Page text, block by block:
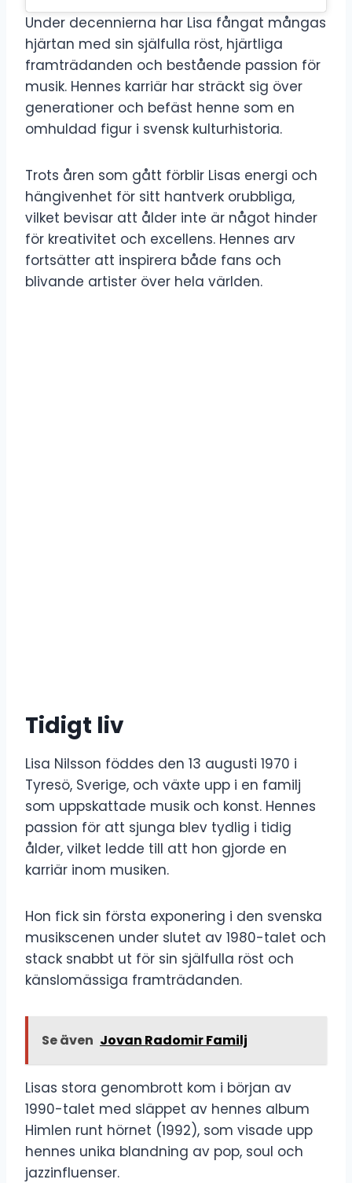
Under decennierna har Lisa fångat mångas
hjärtan med sin själfulla röst, hjärtliga
framträdanden och bestående passion för
musik. Hennes karriär har sträckt sig över
generationer och befäst henne som en
omhuldad figur i svensk kulturhistoria.
Trots åren som gått förblir Lisas energi och
hängivenhet för sitt hantverk orubbliga,
vilket bevisar att ålder inte är något hinder
för kreativitet och excellens. Hennes arv
fortsätter att inspirera både fans och
blivande artister över hela världen.
Tidigt liv
Lisa Nilsson föddes den 13 augusti 1970 i
Tyresö, Sverige, och växte upp i en familj
som uppskattade musik och konst. Hennes
passion för att sjunga blev tydlig i tidig
ålder, vilket ledde till att hon gjorde en
karriär inom musiken.
Hon fick sin första exponering i den svenska
musikscenen under slutet av 1980-talet och
stack snabbt ut för sin själfulla röst och
känslomässiga framträdanden.
Se även Jovan Radomir Familj
Lisas stora genombrott kom i början av
1990-talet med släppet av hennes album
Himlen runt hörnet (1992), som visade upp
hennes unika blandning av pop, soul och
jazzinfluenser.